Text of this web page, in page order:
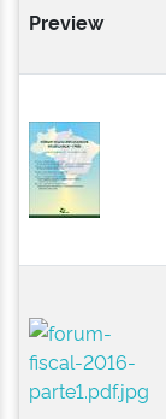
Preview